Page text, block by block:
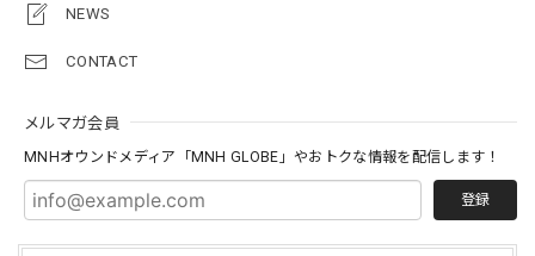
NEWS
CONTACT
メルマガ会員
MNHオウンドメディア「MNH GLOBE」やおトクな情報を配信します！
登録